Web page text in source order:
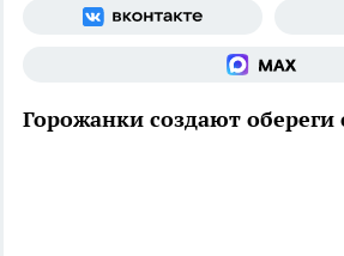
Горожанки создают